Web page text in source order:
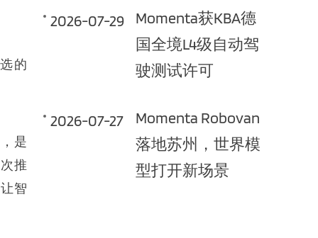
的
是
推
智
2026-07-29
Momenta获KBA德
国全境L4级自动驾
驶测试许可
2026-07-27
Momenta Robovan
落地苏州，世界模
型打开新场景